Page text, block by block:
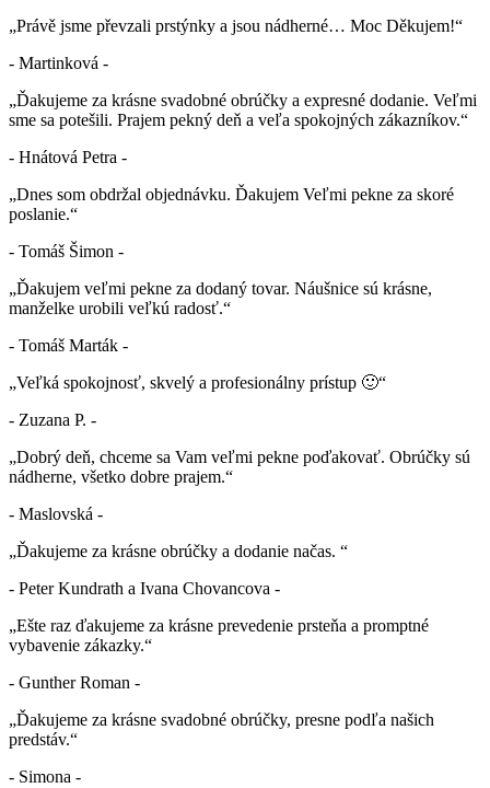
„Právě jsme převzali prstýnky a jsou nádherné… Moc Děkujem!“
- Martinková -
„Ďakujeme za krásne svadobné obrúčky a expresné dodanie. Veľmi
sme sa potešili. Prajem pekný deň a veľa spokojných zákazníkov.“
- Hnátová Petra -
„Dnes som obdržal objednávku. Ďakujem Veľmi pekne za skoré
poslanie.“
- Tomáš Šimon -
„Ďakujem veľmi pekne za dodaný tovar. Náušnice sú krásne,
manželke urobili veľkú radosť.“
- Tomáš Marták -
„Veľká spokojnosť, skvelý a profesionálny prístup 🙂“
- Zuzana P. -
„Dobrý deň, chceme sa Vam veľmi pekne poďakovať. Obrúčky sú
nádherne, všetko dobre prajem.“
- Maslovská -
„Ďakujeme za krásne obrúčky a dodanie načas. “
- Peter Kundrath a Ivana Chovancova -
„Ešte raz ďakujeme za krásne prevedenie prsteňa a promptné
vybavenie zákazky.“
- Gunther Roman -
„Ďakujeme za krásne svadobné obrúčky, presne podľa našich
predstáv.“
- Simona -